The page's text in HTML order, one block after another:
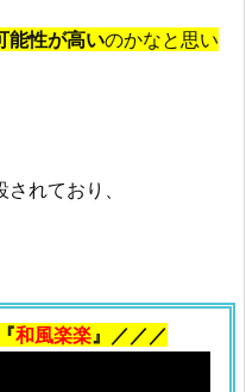
能性が高いのかなと思い
れており、
和風楽楽 』／／／